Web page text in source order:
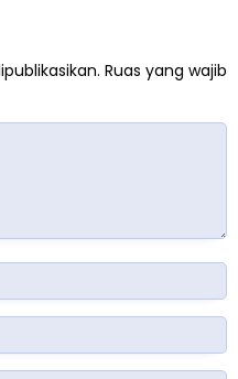
Ruas yang wajib